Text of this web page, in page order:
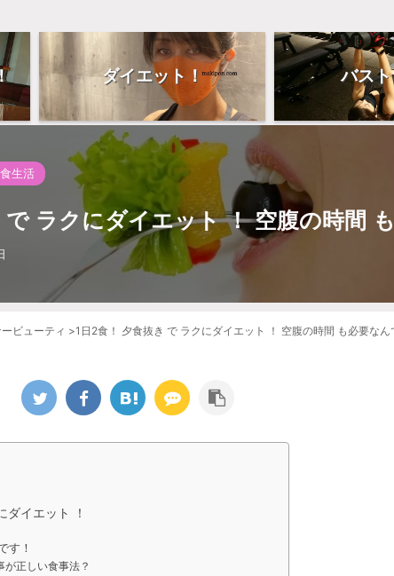
ダイエット！ バス
食生活
ラクにダイエット ！ 空腹の時間
ビューティ >1日2食！ 夕食抜き で ラクにダイエット ！ 空腹の時間 も必要なん
ダイエット ！
す！
が正しい食事法？